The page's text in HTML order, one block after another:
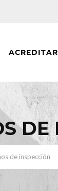
ACREDITAR
DE
de inspección